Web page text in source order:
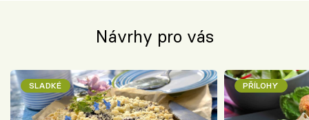
Návrhy pro vás
SLADKÉ PŘÍLOHY